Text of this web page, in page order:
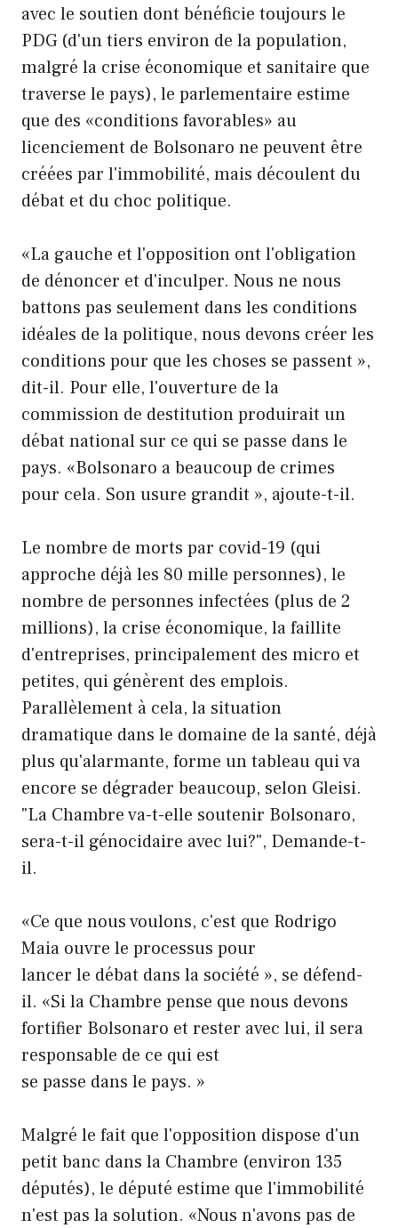
avec le soutien dont bénéficie toujours le
PDG (d'un tiers environ de la population,
malgré la crise économique et sanitaire que
traverse le pays), le parlementaire estime
que des «conditions favorables» au
licenciement de Bolsonaro ne peuvent être
créées par l'immobilité, mais découlent du
débat et du choc politique.
«La gauche et l'opposition ont l'obligation
de dénoncer et d'inculper. Nous ne nous
battons pas seulement dans les conditions
idéales de la politique, nous devons créer les
conditions pour que les choses se passent »,
dit-il. Pour elle, l'ouverture de la
commission de destitution produirait un
débat national sur ce qui se passe dans le
pays. «Bolsonaro a beaucoup de crimes
pour cela. Son usure grandit », ajoute-t-il.
Le nombre de morts par covid-19 (qui
approche déjà les 80 mille personnes), le
nombre de personnes infectées (plus de 2
millions), la crise économique, la faillite
d'entreprises, principalement des micro et
petites, qui génèrent des emplois.
Parallèlement à cela, la situation
dramatique dans le domaine de la santé, déjà
plus qu'alarmante, forme un tableau qui va
encore se dégrader beaucoup, selon Gleisi.
"La Chambre va-t-elle soutenir Bolsonaro,
sera-t-il génocidaire avec lui?", Demande-t-
il.
«Ce que nous voulons, c'est que Rodrigo
Maia ouvre le processus pour
lancer le débat dans la société », se défend-
il. «Si la Chambre pense que nous devons
fortifier Bolsonaro et rester avec lui, il sera
responsable de ce qui est
se passe dans le pays. »
Malgré le fait que l'opposition dispose d'un
petit banc dans la Chambre (environ 135
députés), le député estime que l'immobilité
n'est pas la solution. «Nous n'avons pas de